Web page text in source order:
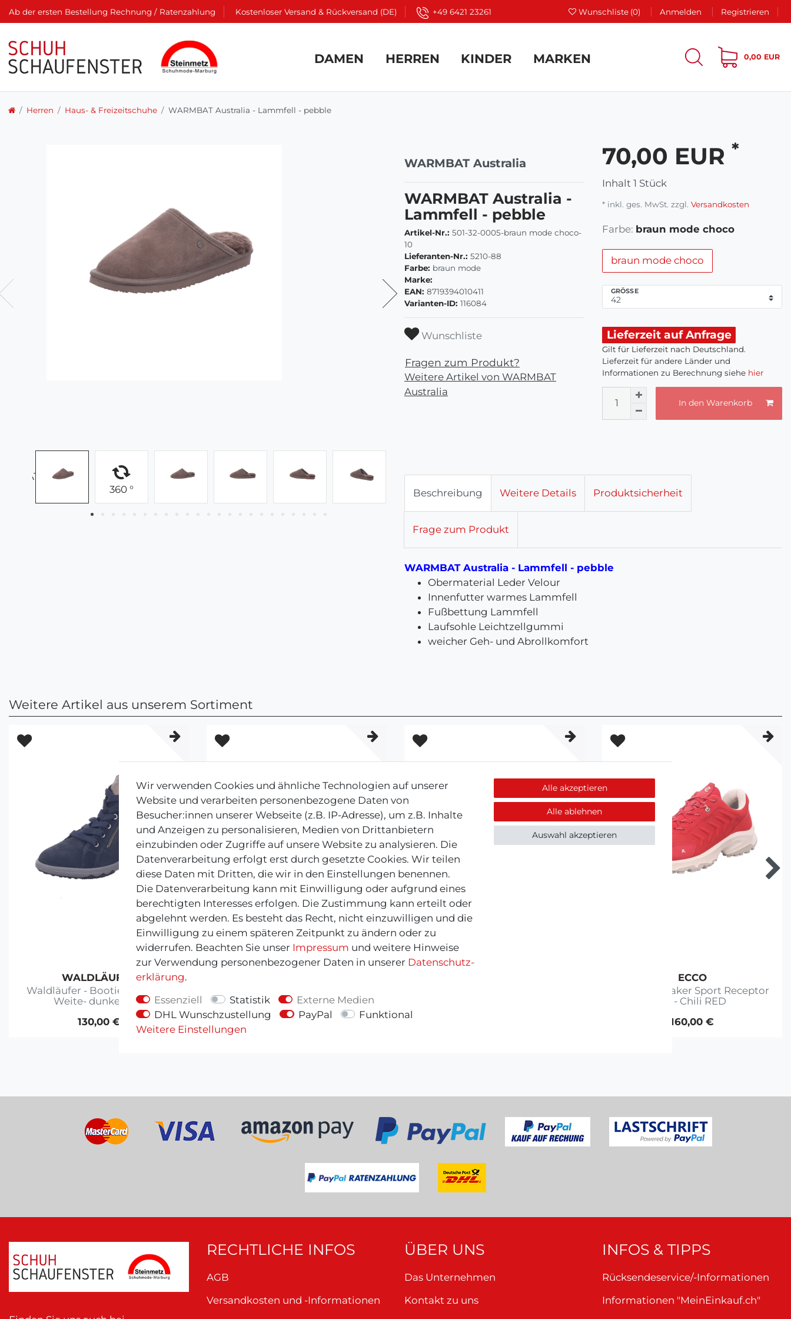
Ab der ersten Bestellung Rechnung / Ratenzahlung Kostenloser Versand & Rückversand (DE) +49 6421 23261 Wunschliste (0) Anmelden Registrieren
DAMEN HERREN KINDER MARKEN 0,00 EUR
Herren Haus- & Freizeitschuhe WARMBAT Australia - Lammfell - pebble
360 °
WARMBAT Australia
WARMBAT Australia -
Lammfell - pebble
Artikel-Nr.: 501-32-0005-braun mode choco-
10
Lieferanten-Nr.: 5210-88
Farbe: braun mode
Marke:
EAN: 8719394010411
Varianten-ID: 116084
Wunschliste
Fragen zum Produkt?
Weitere Artikel von WARMBAT
Australia
70,00 EUR *
Inhalt 1 Stück
* inkl. ges. MwSt. zzgl. Versandkosten
Farbe: braun mode choco
braun mode choco
GRÖSSE
Lieferzeit auf Anfrage
Gilt für Lieferzeit nach Deutschland.
Lieferzeit für andere Länder und
Informationen zu Berechnung siehe hier
In den Warenkorb
Beschreibung Weitere Details Produktsicherheit
Frage zum Produkt
WARMBAT Australia - Lammfell - pebble
Obermaterial Leder Velour
Innenfutter warmes Lammfell
Fußbettung Lammfell
Laufsohle Leichtzellgummi
weicher Geh- und Abrollkomfort
Weitere Artikel aus unserem Sortiment
WALDLÄUFER
Waldläufer - Bootie Teresa H-
Weite- dunkelblau
130,00 €
granite Gray
140,00 €
ECCO
ECCO - Sneaker Sport Receptor
XP - Chili RED
160,00 €
Wir verwenden Cookies und ähnliche Technologien auf unserer
Website und verarbeiten personenbezogene Daten von
Besucher:innen unserer Webseite (z.B. IP-Adresse), um z.B. Inhalte
und Anzeigen zu personalisieren, Medien von Drittanbietern
einzubinden oder Zugriffe auf unsere Website zu analysieren. Die
Datenverarbeitung erfolgt erst durch gesetzte Cookies. Wir teilen
diese Daten mit Dritten, die wir in den Einstellungen benennen.
Die Datenverarbeitung kann mit Einwilligung oder aufgrund eines
berechtigten Interesses erfolgen. Die Zustimmung kann erteilt oder
abgelehnt werden. Es besteht das Recht, nicht einzuwilligen und die
Einwilligung zu einem späteren Zeitpunkt zu ändern oder zu
widerrufen. Beachten Sie unser Impressum und weitere Hinweise
zur Verwendung personenbezogener Daten in unserer Daten­schutz­
erklärung.
Essenziell
Statistik
Externe Medien
DHL Wunschzustellung
PayPal
Funktional
Weitere Einstellungen
Alle akzeptieren
Alle ablehnen
Auswahl akzeptieren
RECHTLICHE INFOS
AGB
Versandkosten und -Informationen
ÜBER UNS
Das Unternehmen
Kontakt zu uns
INFOS & TIPPS
Rücksendeservice/-Informationen
Informationen "MeinEinkauf.ch"